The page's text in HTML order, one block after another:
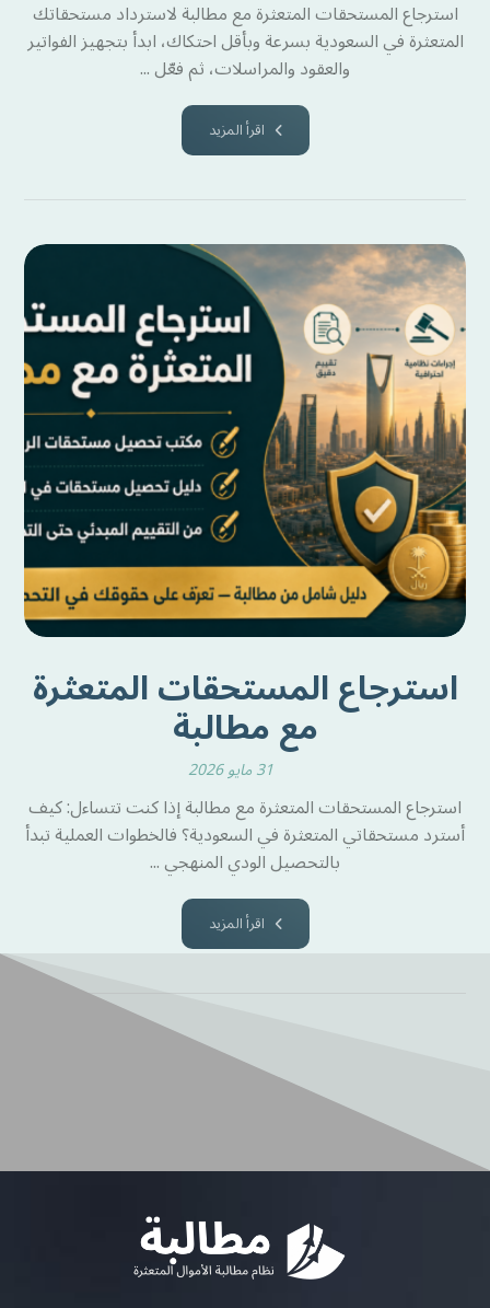
استرجاع المستحقات المتعثرة مع مطالبة لاسترداد مستحقاتك
المتعثرة في السعودية بسرعة وبأقل احتكاك، ابدأ بتجهيز الفواتير
والعقود والمراسلات، ثم فعّل ...
اقرأ المزيد
استرجاع المستحقات المتعثرة
مع مطالبة
31 مايو 2026
استرجاع المستحقات المتعثرة مع مطالبة إذا كنت تتساءل: كيف
أسترد مستحقاتي المتعثرة في السعودية؟ فالخطوات العملية تبدأ
بالتحصيل الودي المنهجي ...
اقرأ المزيد